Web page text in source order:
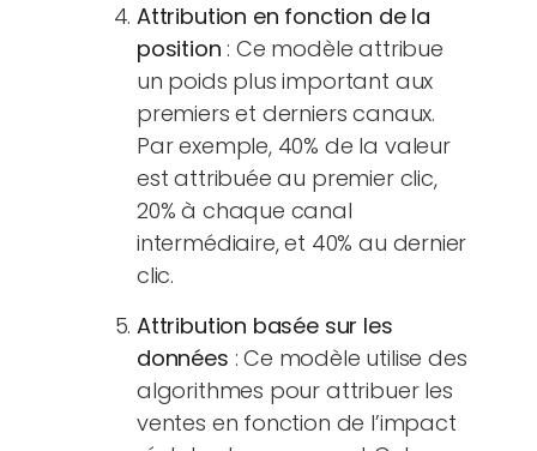
Attribution en fonction de la
position : Ce modèle attribue
un poids plus important aux
premiers et derniers canaux.
Par exemple, 40% de la valeur
est attribuée au premier clic,
20% à chaque canal
intermédiaire, et 40% au dernier
clic.
Attribution basée sur les
données : Ce modèle utilise des
algorithmes pour attribuer les
ventes en fonction de l’impact